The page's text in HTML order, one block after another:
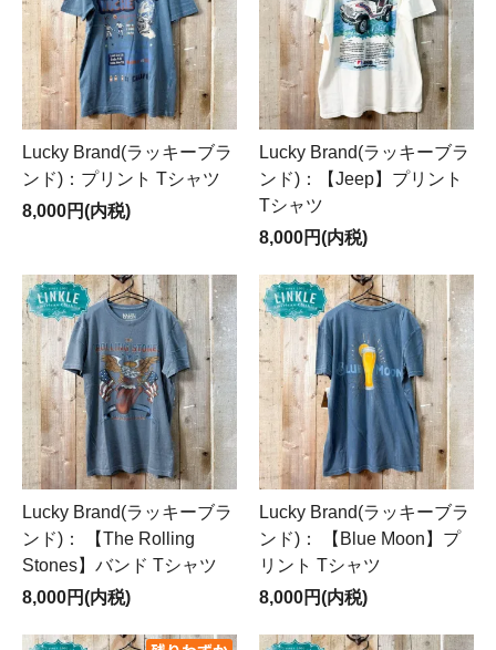
Lucky Brand(ラッキーブラ
ンド)：プリント Tシャツ
8,000円(内税)
Lucky Brand(ラッキーブラ
ンド)：【Jeep】プリント
Tシャツ
8,000円(内税)
Lucky Brand(ラッキーブラ
ンド)： 【The Rolling
Stones】バンド Tシャツ
8,000円(内税)
Lucky Brand(ラッキーブラ
ンド)： 【Blue Moon】プ
リント Tシャツ
8,000円(内税)